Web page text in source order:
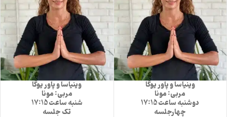
وینیاسا و پاور یوگا
مربی: مونا
دوشنبه ساعت 17:15
چهارجلسه
وینیاسا و پاور یوگا
مربی: مونا
شنبه ساعت 17:15
تک جلسه